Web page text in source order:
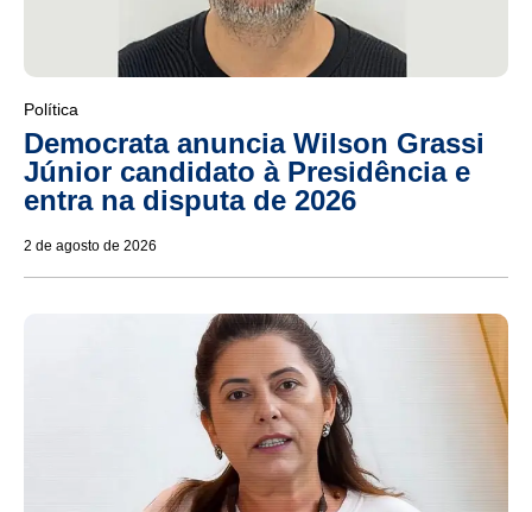
Política
Democrata anuncia Wilson Grassi
Júnior candidato à Presidência e
entra na disputa de 2026
2 de agosto de 2026